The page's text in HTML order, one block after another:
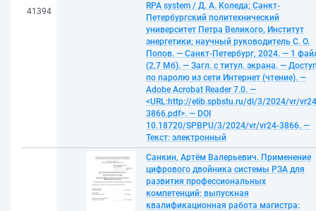
41394
RPA system / Д. А. Коледа; Санкт-
Петербургский политехнический
университет Петра Великого, Институт
энергетики; научный руководитель С. О.
Попов. — Санкт-Петербург, 2024. — 1
(2,7 Мб). — Загл. с титул. экрана. —
по паролю из сети Интернет (чтение). —
Adobe Acrobat Reader 7.0. —
<URL:http://elib.spbstu.ru/dl/3/2024/vr/
3866.pdf>. — DOI
10.18720/SPBPU/3/2024/vr/vr24-3866. —
Текст: электронный
Санкин, Артём Валерьевич. Применение
цифрового двойника системы РЗА для
развития профессиональных
компетенций: выпускная
квалификационная работа магистра: